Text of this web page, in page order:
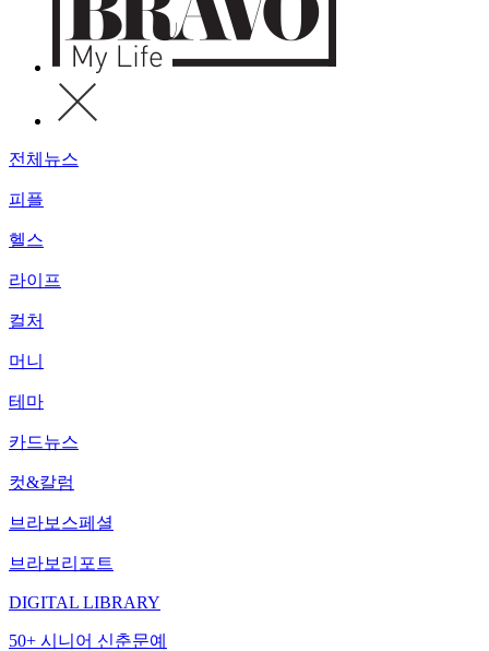
전체뉴스
피플
헬스
라이프
컬처
머니
테마
카드뉴스
컷&칼럼
브라보스페셜
브라보리포트
DIGITAL LIBRARY
50+ 시니어 신춘문예